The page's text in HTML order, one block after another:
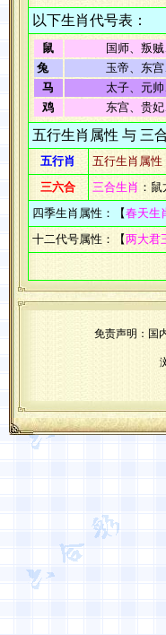
以下生肖代号表：
鼠 国师、叛
兔
玉帝、东
马
太子、元
鸡
东宫、贵
五行生肖属性 与 三
五行肖 五行生肖属性
三六合
三合生肖 ：
四季生肖属性：【春天生
十二代号属性：【两大君
免责声明：国